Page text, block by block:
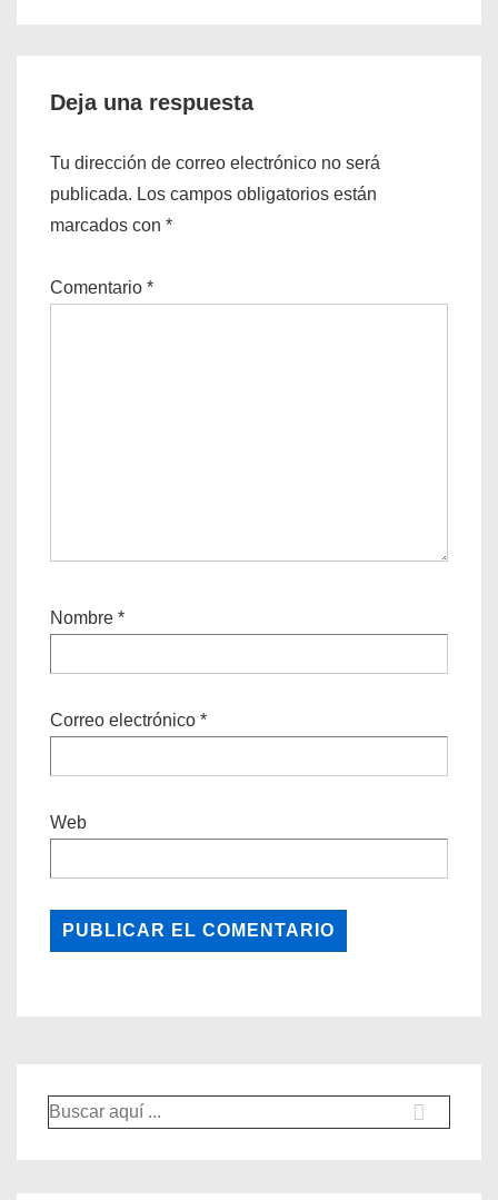
Deja una respuesta
Tu dirección de correo electrónico no será
publicada. Los campos obligatorios están
marcados con *
Comentario *
Nombre *
Correo electrónico *
Web
Buscar
por: